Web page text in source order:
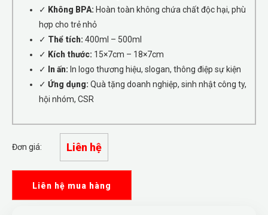
✓ Không BPA: Hoàn toàn không chứa chất độc hại, phù
hợp cho trẻ nhỏ
✓ Thể tích: 400ml – 500ml
✓ Kích thước: 15×7cm – 18×7cm
✓ In ấn: In logo thương hiệu, slogan, thông điệp sự kiện
✓ Ứng dụng: Quà tặng doanh nghiệp, sinh nhật công ty,
hội nhóm, CSR
Đơn giá: Liên hệ
Liên hệ mua hàng